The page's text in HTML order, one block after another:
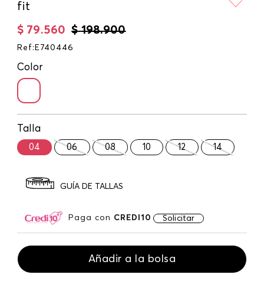
fit
$ 198.900
$ 79.560
Ref : E740446
Color
Talla
04 06 08 10 12 14
GUÍA DE TALLAS
Paga con CREDI10 Solicitar
Añadir a la bolsa